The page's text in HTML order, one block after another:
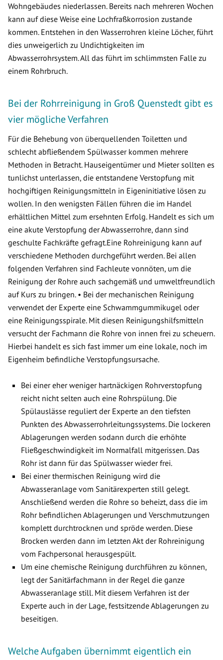
Wohngebäudes niederlassen. Bereits nach mehreren Wochen
kann auf diese Weise eine Lochfraßkorrosion zustande
kommen. Entstehen in den Wasserrohren kleine Löcher, führt
dies unweigerlich zu Undichtigkeiten im
Abwasserrohrsystem. All das führt im schlimmsten Falle zu
einem Rohrbruch.
Bei der Rohrreinigung in Groß Quenstedt gibt es
vier mögliche Verfahren
Für die Behebung von überquellenden Toiletten und
schlecht abfließendem Spülwasser kommen mehrere
Methoden in Betracht. Hauseigentümer und Mieter sollten es
tunlichst unterlassen, die entstandene Verstopfung mit
hochgiftigen Reinigungsmitteln in Eigeninitiative lösen zu
wollen. In den wenigsten Fällen führen die im Handel
erhältlichen Mittel zum ersehnten Erfolg. Handelt es sich um
eine akute Verstopfung der Abwasserrohre, dann sind
geschulte Fachkräfte gefragt.Eine Rohreinigung kann auf
verschiedene Methoden durchgeführt werden. Bei allen
folgenden Verfahren sind Fachleute vonnöten, um die
Reinigung der Rohre auch sachgemäß und umweltfreundlich
auf Kurs zu bringen. • Bei der mechanischen Reinigung
verwendet der Experte eine Schwammgummikugel oder
eine Reinigungsspirale. Mit diesen Reinigungshilfsmitteln
versucht der Fachmann die Rohre von innen frei zu scheuern.
Hierbei handelt es sich fast immer um eine lokale, noch im
Eigenheim befindliche Verstopfungsursache.
Bei einer eher weniger hartnäckigen Rohrverstopfung
reicht nicht selten auch eine Rohrspülung. Die
Spülauslässe reguliert der Experte an den tiefsten
Punkten des Abwasserrohrleitungssystems. Die lockeren
Ablagerungen werden sodann durch die erhöhte
Fließgeschwindigkeit im Normalfall mitgerissen. Das
Rohr ist dann für das Spülwasser wieder frei.
Bei einer thermischen Reinigung wird die
Abwasseranlage vom Sanitärexperten still gelegt.
Anschließend werden die Rohre so beheizt, dass die im
Rohr befindlichen Ablagerungen und Verschmutzungen
komplett durchtrocknen und spröde werden. Diese
Brocken werden dann im letzten Akt der Rohreinigung
vom Fachpersonal herausgespült.
Um eine chemische Reinigung durchführen zu können,
legt der Sanitärfachmann in der Regel die ganze
Abwasseranlage still. Mit diesem Verfahren ist der
Experte auch in der Lage, festsitzende Ablagerungen zu
beseitigen.
Welche Aufgaben übernimmt eigentlich ein